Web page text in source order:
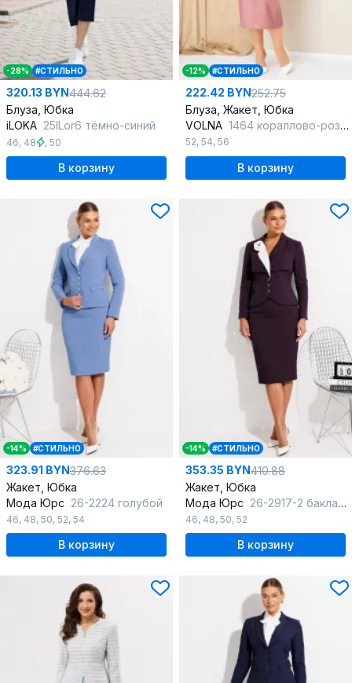
-28% #СТИЛЬНО
320.13 BYN444.62
Блуза, Юбка
iLOKA 25ILor6 тёмно-синий
46, 48 , 50
В корзину
-12% #СТИЛЬНО
222.42 BYN252.75
Блуза, Жакет, Юбка
VOLNA 1464 кораллово-розовый
52, 54, 56
В корзину
-14% #СТИЛЬНО
323.91 BYN376.63
Жакет, Юбка
Мода Юрс 26-2224 голубой
46, 48, 50, 52, 54
В корзину
-14% #СТИЛЬНО
353.35 BYN410.88
Жакет, Юбка
Мода Юрс 26-2917-2 баклажан
46, 48, 50, 52
В корзину